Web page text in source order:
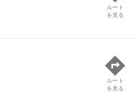
ルート
を見る
ルート
を見る